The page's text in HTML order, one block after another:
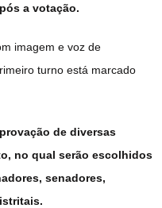
a votação.
imagem e voz de
turno está marcado
de diversas
no qual serão escolhidos
senadores,